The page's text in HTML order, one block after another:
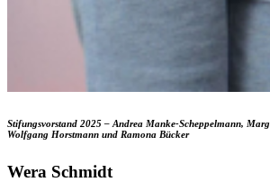
Stifungsvorstand 2025 – Andrea Manke-Scheppelmann,
Wolfgang Horstmann und Ramona Bücker
Wera Schmidt